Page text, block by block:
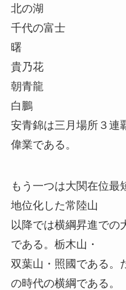
北の湖
千代の富士
曙
貴乃花
朝青龍
白鵬
安青錦は三月場所３連
偉業である。
もう一つは大関在位最
地位化した常陸山
以降では横綱昇進での
である。栃木山・
双葉山・照國である。
の時代の横綱である。